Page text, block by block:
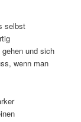
selbst
und sich
wenn man